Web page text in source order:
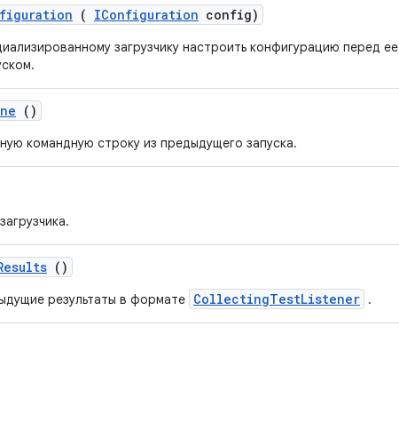
( IConfiguration config)
загрузчику настроить конфигурацию перед ее
()
командную строку из предыдущего запуска.
()
результаты в формате CollectingTestListener .